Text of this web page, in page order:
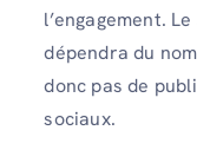
l’engagement.
dépendra du
donc pas de
sociaux.